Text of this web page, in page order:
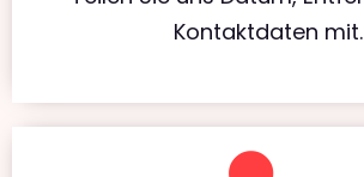
Kontaktdaten mit.